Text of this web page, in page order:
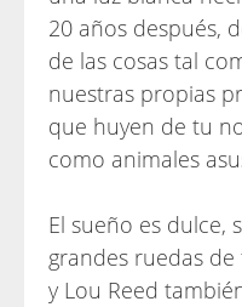
20 años después,
de las cosas tal
nuestras propias
que huyen de tu
como animales
El sueño es dulce,
grandes ruedas
y Lou Reed